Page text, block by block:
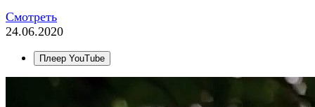
Смотреть
24.06.2020
Плеер YouTube